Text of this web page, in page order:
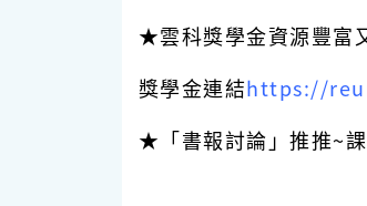
★雲科獎學金資源豐富
獎學金連結https://
★「書報討論」推推~